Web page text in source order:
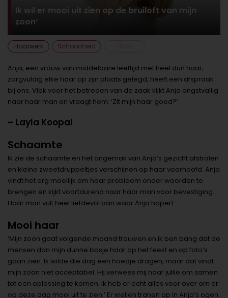
Ik wil er mooi uit zien op de bruiloft van mijn
zoon’
Haarwerk Schoonheid
Anja, een vrouw van middelbare leeftijd met heel dun haar,
zorgvuldig elke haar op zijn plaats gelegd, heeft een afspraak
bij ons. Vlak voor het betreden van de zaak kijkt Anja angstvallig
naar haar man en vraagt hem: ‘Zit mijn haar goed?’
– Layla Koopal
Schaamte
Ik zie de schaamte en het ongemak van Anja’s gezicht afstralen
en kleine zweetdruppeltjes verschijnen op haar voorhoofd. Anja
vindt het erg moeilijk om haar probleem onder woorden te
brengen en kijkt voortdurend naar haar man voor bevestiging.
Haar man vult heel liefdevol aan waar Anja hapert.
Mooi haar
‘Mijn zoon gaat volgende maand trouwen en ik ben bang dat de
mensen dan mijn dunne bosje haar op het feest en op foto’s
gaan zien. Ik wilde die dag een hoedje dragen, maar dat vindt
mijn zoon niet acceptabel. Hij verwees mij naar jullie om samen
tot een oplossing te komen. Ik heb er echt alles voor over om er
op deze dag mooi uit te zien.’ Er wellen tranen op in Anja’s ogen.